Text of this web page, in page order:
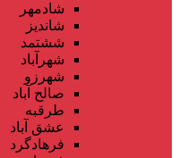
شادمهر
شاندیز
ششتمد
شهرآباد
شهرزو
صالح آباد
طرقبه
عشق آباد
فرهادگرد